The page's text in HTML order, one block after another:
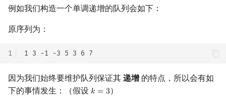
二次域
例如我们构造一个单调递增的队列会如下：
原序列为：
1
因为我们始终要维护队列保证其 递增 的特点，所以会有如
下的事情发生：（假设 𝑘 = 3
k =3 ）